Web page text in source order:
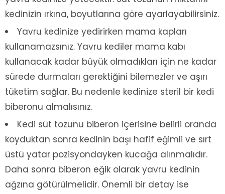
kedinizin ırkına, boyutlarına göre ayarlayabilirsiniz.
Yavru kedinize yedirirken mama kapları
kullanamazsınız. Yavru kediler mama kabı
kullanacak kadar büyük olmadıkları için ne kadar
sürede durmaları gerektiğini bilemezler ve aşırı
tüketim sağlar. Bu nedenle kedinize steril bir kedi
biberonu almalısınız.
Kedi süt tozunu biberon içerisine belirli oranda
koyduktan sonra kedinin başı hafif eğimli ve sırt
üstü yatar pozisyondayken kucağa alınmalıdır.
Daha sonra biberon eğik olarak yavru kedinin
ağzına götürülmelidir. Önemli bir detay ise